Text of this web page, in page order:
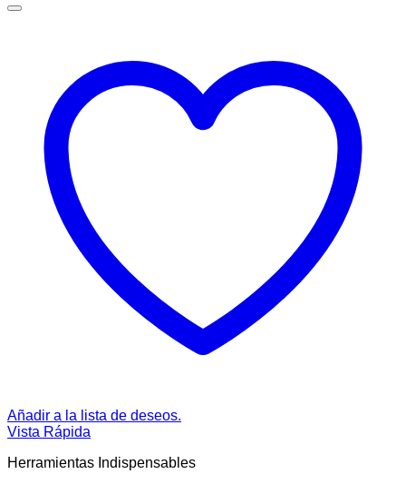
Añadir a la lista de deseos.
Vista Rápida
Herramientas Indispensables